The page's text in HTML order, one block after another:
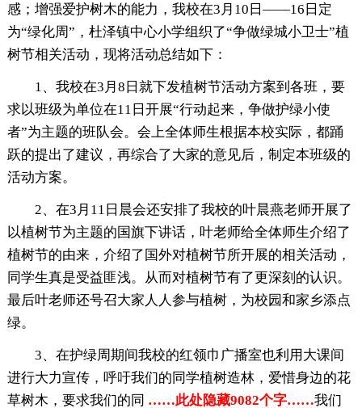
感；增强爱护树木的能力，我校在3月10日——16日定
为“绿化周”，杜泽镇中心小学组织了“争做绿城小卫士”植
树节相关活动，现将活动总结如下：
1、我校在3月8日就下发植树节活动方案到各班，要
求以班级为单位在11日开展“行动起来，争做护绿小使
者”为主题的班队会。会上全体师生根据本校实际，都踊
跃的提出了建议，再综合了大家的意见后，制定本班级的
活动方案。
2、在3月11日晨会还安排了我校的叶晨燕老师开展了
以植树节为主题的国旗下讲话，叶老师给全体师生介绍了
植树节的由来，介绍了国外对植树节所开展的相关活动，
同学生真是受益匪浅。从而对植树节有了更深刻的认识。
最后叶老师还号召大家人人参与植树，为校园和家乡添点
绿。
3、在护绿周期间我校的红领巾广播室也利用大课间
进行大力宣传，呼吁我们的同学植树造林，爱惜身边的花
草树木，要求我们的同 ……此处隐藏9082个字……我们